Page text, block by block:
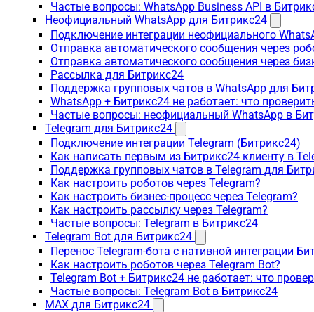
Частые вопросы: WhatsApp Business API в
Неофициальный WhatsApp для Битрикс24
Подключение интеграции неофициального
Отправка автоматического сообщения через
Отправка автоматического сообщения через
Рассылка для Битрикс24
Поддержка групповых чатов в WhatsApp для
WhatsApp + Битрикс24 не работает: что
Частые вопросы: неофициальный WhatsApp в
Telegram для Битрикс24
Подключение интеграции Telegram (Битрикс24)
Как написать первым из Битрикс24 клиенту в
Поддержка групповых чатов в Telegram для
Как настроить роботов через Telegram?
Как настроить бизнес-процесс через Telegram?
Как настроить рассылку через Telegram?
Частые вопросы: Telegram в Битрикс24
Telegram Bot для Битрикс24
Перенос Telegram-бота с нативной интеграции
Как настроить роботов через Telegram Bot?
Telegram Bot + Битрикс24 не работает: что
Частые вопросы: Telegram Bot в Битрикс24
MAX для Битрикс24